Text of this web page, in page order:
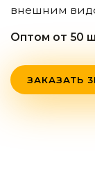
внешним
Оптом от 50
ЗАКАЗАТЬ